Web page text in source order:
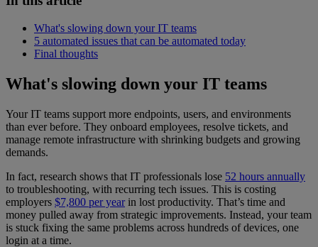
What's slowing down your IT teams
5 automated issues that can be automated today
Final thoughts
What's slowing down your IT teams
Your IT teams support more endpoints, users, and environments
than ever before. They onboard employees, resolve tickets, and
manage remote infrastructure with shrinking budgets and growing
demands.
In fact, research shows that IT professionals lose 52 hours annually
to troubleshooting, with recurring tech issues. This is costing
employers $7,800 per yearin lost productivity. That’s time and
money pulled away from strategic improvements. Instead, your team
is stuck fixing the same problems across hundreds of devices, one
login at a time.